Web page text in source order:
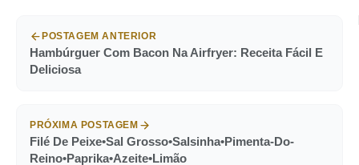
POSTAGEM ANTERIOR
Hambúrguer Com Bacon Na Airfryer: Receita Fácil E
Deliciosa
PRÓXIMA POSTAGEM
Filé De Peixe•Sal Grosso•Salsinha•Pimenta-Do-
Reino•Paprika•Azeite•Limão